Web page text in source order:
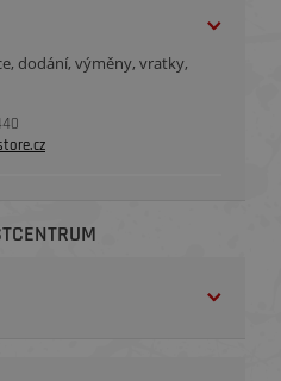
dodání, výměny, vratky,